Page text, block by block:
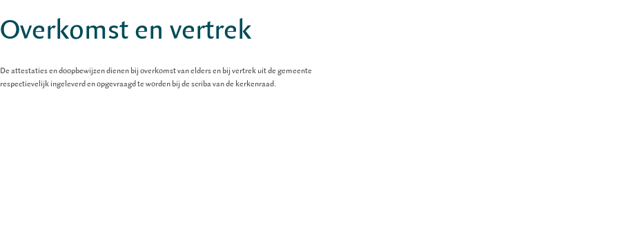
Overkomst en vertrek
De attestaties en doopbewijzen dienen bij overkomst van elders en bij vertrek uit de gemeente
respectievelijk ingeleverd en opgevraagd te worden bij de scriba van de kerkenraad.